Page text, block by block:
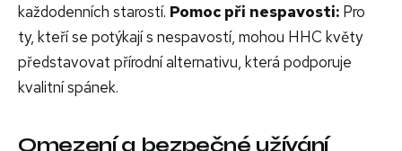
každodenních starostí. Pomoc při nespavosti: Pro
ty, kteří se potýkají s nespavostí, mohou HHC květy
představovat přírodní alternativu, která podporuje
kvalitní spánek.
Omezení a bezpečné užívání